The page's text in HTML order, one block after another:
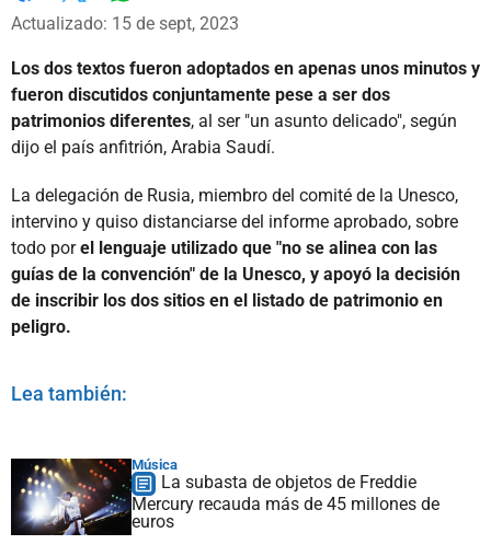
Facebook
X
Actualizado: 15 de sept, 2023
Los dos textos fueron adoptados en apenas unos minutos y
fueron discutidos conjuntamente pese a ser dos
patrimonios diferentes, al ser "un asunto delicado", según
dijo el país anfitrión, Arabia Saudí.
La delegación de Rusia, miembro del comité de la Unesco,
intervino y quiso distanciarse del informe aprobado, sobre
todo porel lenguaje utilizado que "no se alinea con las
guías de la convención" de la Unesco, y apoyó la decisión
de inscribir los dos sitios en el listado de patrimonio en
peligro.
Lea también:
Música
La subasta de objetos de Freddie
Mercury recauda más de 45 millones de
euros